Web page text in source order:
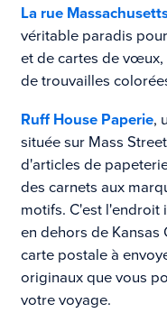
La rue
véritable paradis
et de cartes de
de trouvailles
Ruff House Paperie,
située sur Mass
d'articles de
des carnets aux
motifs. C'est l'endroit
en dehors de
carte postale à
originaux que vous
votre voyage.